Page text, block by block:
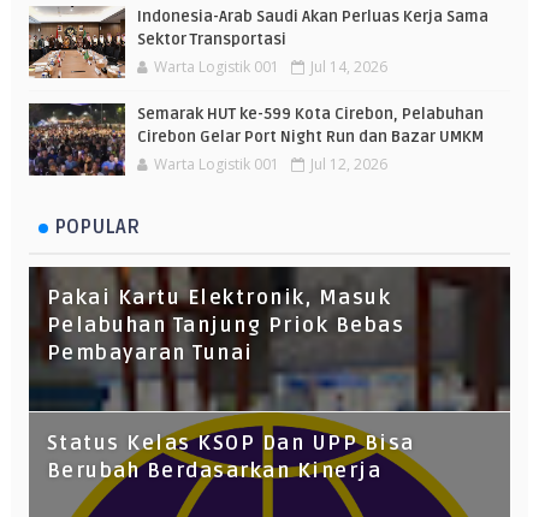
Indonesia-Arab Saudi Akan Perluas Kerja Sama
Sektor Transportasi
Warta Logistik 001 Jul 14, 2026
Semarak HUT ke-599 Kota Cirebon, Pelabuhan
Cirebon Gelar Port Night Run dan Bazar UMKM
Warta Logistik 001 Jul 12, 2026
POPULAR
Pakai Kartu Elektronik, Masuk
Pelabuhan Tanjung Priok Bebas
Pembayaran Tunai
Status Kelas KSOP Dan UPP Bisa
Berubah Berdasarkan Kinerja